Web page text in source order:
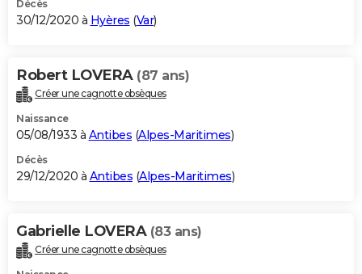
Décès
30/12/2020 à Hyères (Var)
Robert LOVERA (87 ans)
Créer une cagnotte obsèques
Naissance
05/08/1933 à Antibes (Alpes-Maritimes)
Décès
29/12/2020 à Antibes (Alpes-Maritimes)
Gabrielle LOVERA (83 ans)
Créer une cagnotte obsèques